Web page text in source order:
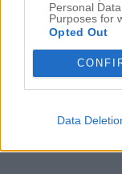
Personal
Purposes for
Opted Out
Data